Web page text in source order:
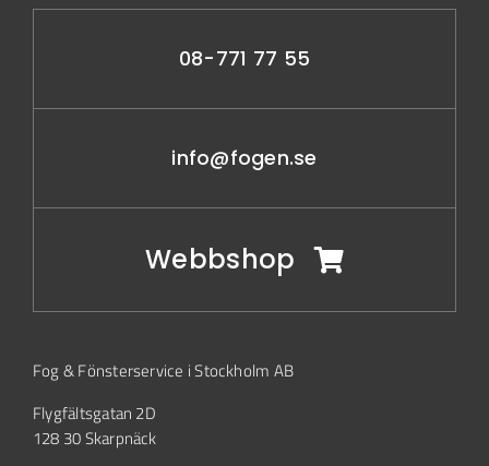
08-771 77 55
info@fogen.se
Webbshop
Fog & Fönsterservice i Stockholm AB
Flygfältsgatan 2D
128 30 Skarpnäck